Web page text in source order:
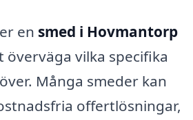
en smed i Hovmantorp
vilka specifika
Många smeder kan
offertlösningar,